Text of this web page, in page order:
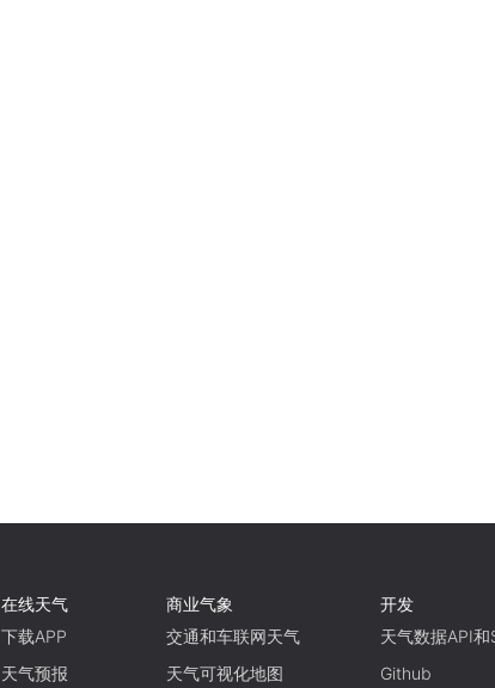
在线天气
下载APP
天气预报
商业气象
交通和车联网天气
天气可视化地图
开发
天气数据API和
Github